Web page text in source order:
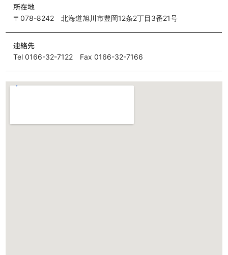
所在地
〒078-8242 北海道旭川市豊岡12条2丁目3番21号
連絡先
Tel 0166-32-7122 Fax 0166-32-7166